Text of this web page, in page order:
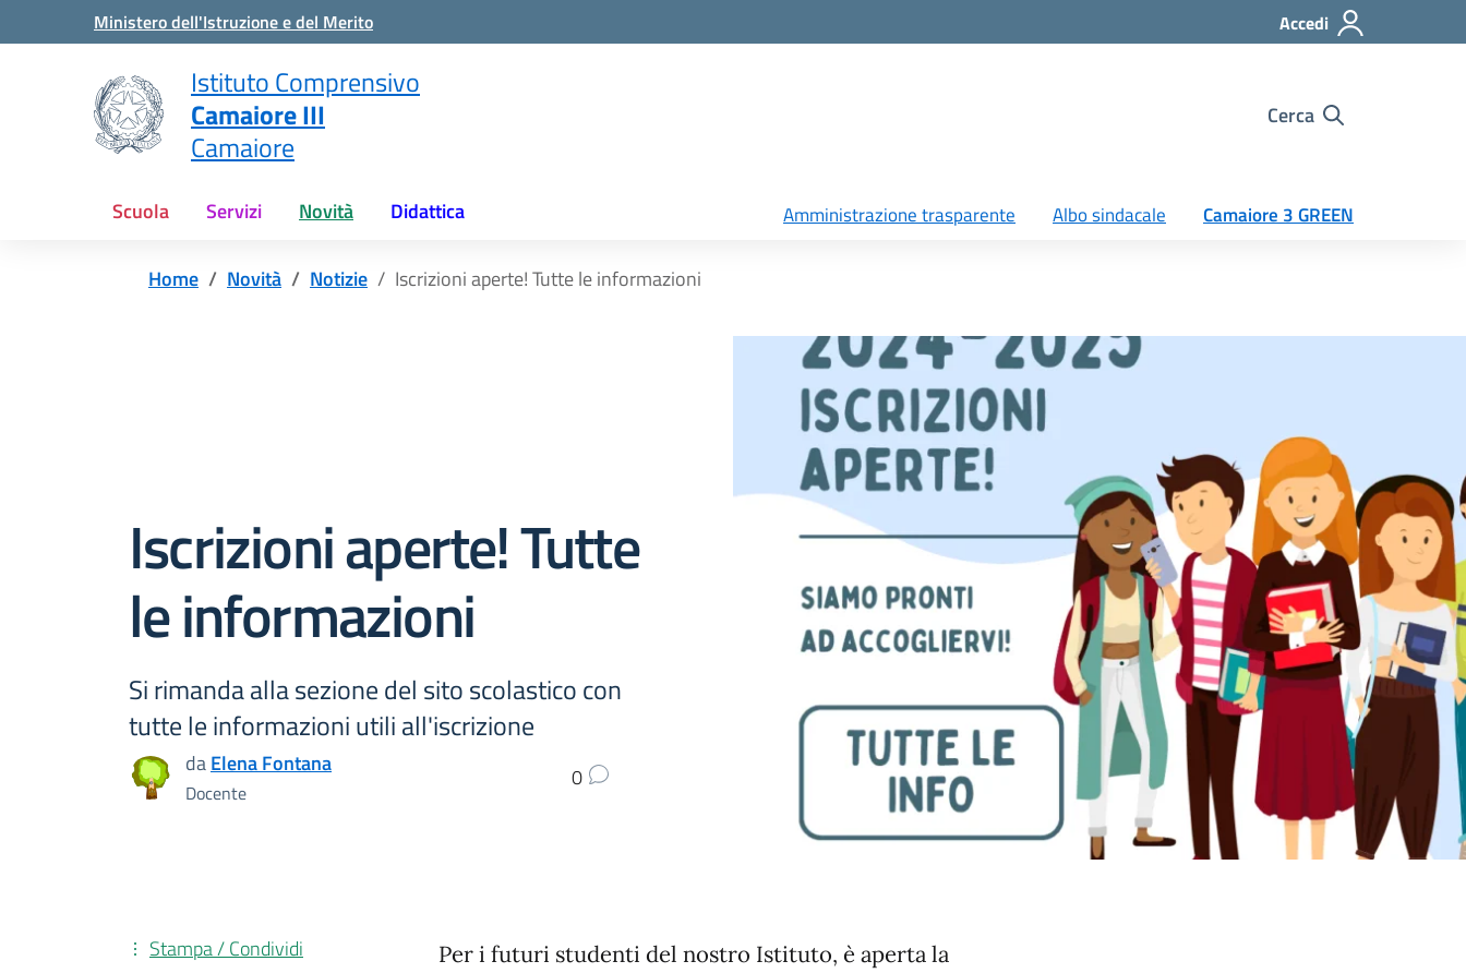
Vai ai contenuti
Vai al menu di navigazione
Ministero dell'Istruzione e del Merito Accedi
Istituto Comprensivo
Camaiore III
Camaiore
Cerca
Scuola Servizi Novità Didattica Amministrazione trasparente Albo sindacale Camaiore 3 GREEN
Home Novità Notizie Iscrizioni aperte! Tutte le informazioni
Iscrizioni aperte! Tutte
le informazioni
Si rimanda alla sezione del sito scolastico con
tutte le informazioni utili all'iscrizione
daElena Fontana
Docente
0
Per i futuri studenti del nostro Istituto, è aperta la
Stampa / Condividi